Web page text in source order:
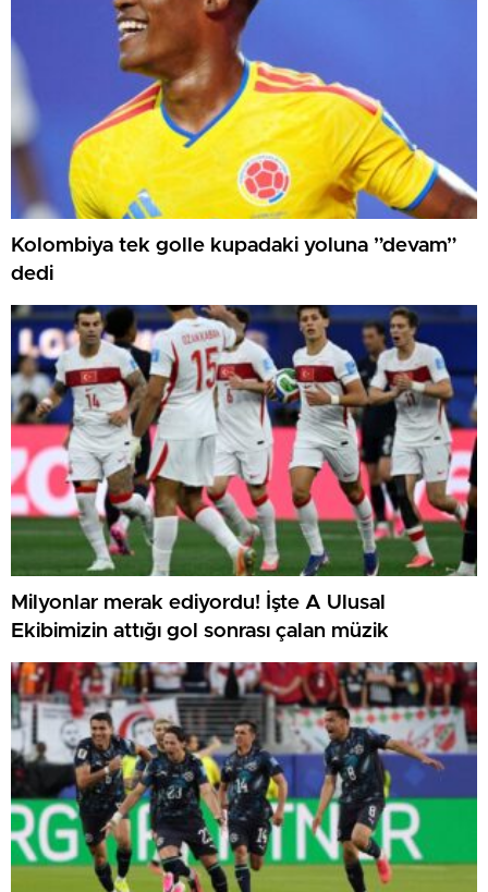
Kolombiya tek golle kupadaki yoluna ”devam”
dedi
Milyonlar merak ediyordu! İşte A Ulusal
Ekibimizin attığı gol sonrası çalan müzik